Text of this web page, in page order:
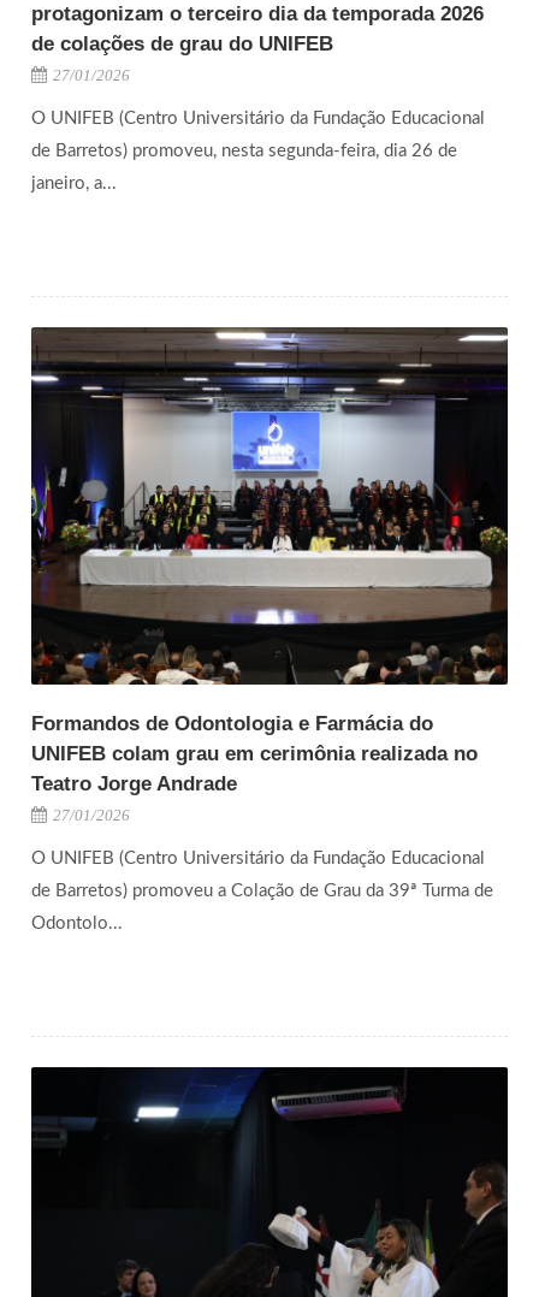
protagonizam o terceiro dia da temporada 2026
de colações de grau do UNIFEB
27/01/2026
O UNIFEB (Centro Universitário da Fundação Educacional
de Barretos) promoveu, nesta segunda-feira, dia 26 de
janeiro, a...
Formandos de Odontologia e Farmácia do
UNIFEB colam grau em cerimônia realizada no
Teatro Jorge Andrade
27/01/2026
O UNIFEB (Centro Universitário da Fundação Educacional
de Barretos) promoveu a Colação de Grau da 39ª Turma de
Odontolo...